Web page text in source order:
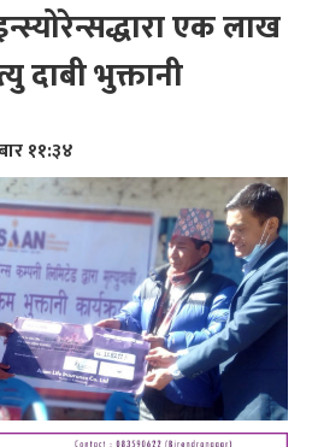
एक लाख
दाबी भुक्तानी
११:३४